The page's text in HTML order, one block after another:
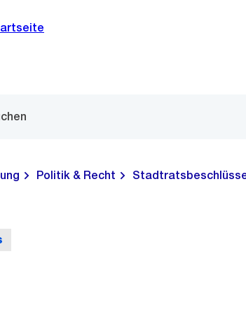
Politik & Recht